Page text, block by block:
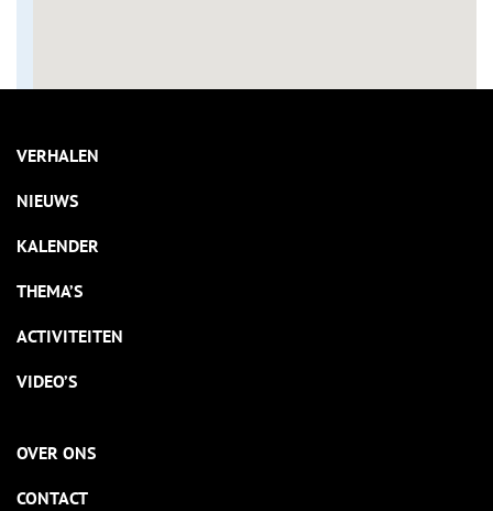
VERHALEN
NIEUWS
KALENDER
THEMA’S
ACTIVITEITEN
VIDEO’S
OVER ONS
CONTACT